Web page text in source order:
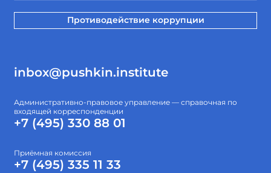
Противодействие коррупции
inbox@pushkin.institute
Административно-правовое управление — справочная по
входящей корреспонденции
+7 (495) 330 88 01
Приёмная комиссия
+7 (495) 335 11 33